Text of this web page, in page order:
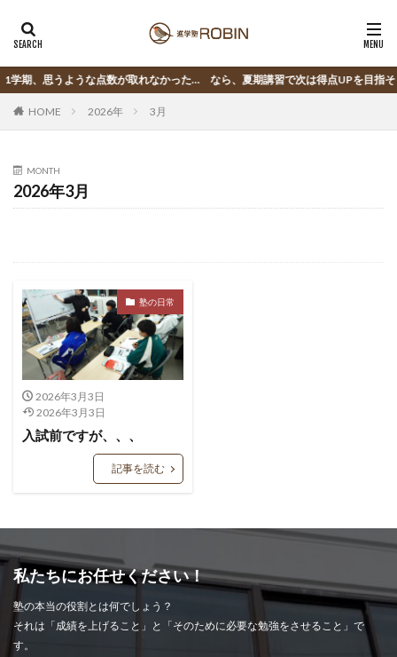
期、思うような点数が取れなかった… なら、夏期講習で次は得点UPを目指そう
HOME 2026年 3月
MONTH
2026年3月
塾の日常
2026年3月3日
2026年3月3日
入試前ですが、、、
記事を読む
私たちにお任せください！
塾の本当の役割とは何でしょう？
それは「成績を上げること」と「そのために必要な勉強をさせること」で
す。